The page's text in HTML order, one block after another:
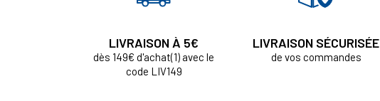
LIVRAISON À 5€
dès 149€ d'achat(1) avec le
code LIV149
LIVRAISON SÉCURISÉE
de vos commandes